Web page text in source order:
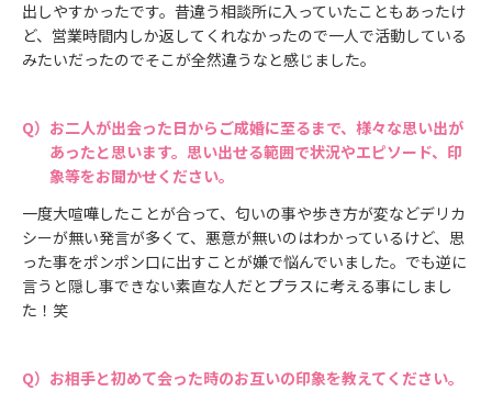
出しやすかったです。昔違う相談所に入っていたこともあったけ
ど、営業時間内しか返してくれなかったので一人で活動している
みたいだったのでそこが全然違うなと感じました。
お二人が出会った日からご成婚に至るまで、様々な思い出が
あったと思います。思い出せる範囲で状況やエピソード、印
象等をお聞かせください。
一度大喧嘩したことが合って、匂いの事や歩き方が変などデリカ
シーが無い発言が多くて、悪意が無いのはわかっているけど、思
った事をポンポン口に出すことが嫌で悩んでいました。でも逆に
言うと隠し事できない素直な人だとプラスに考える事にしまし
た！笑
お相手と初めて会った時のお互いの印象を教えてください。